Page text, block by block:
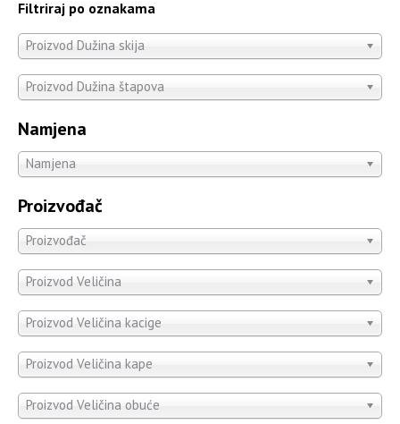
Filtriraj po oznakama
Proizvod Dužina skija
Proizvod Dužina štapova
Namjena
Namjena
Proizvođač
Proizvođač
Proizvod Veličina
Proizvod Veličina kacige
Proizvod Veličina kape
Proizvod Veličina obuće